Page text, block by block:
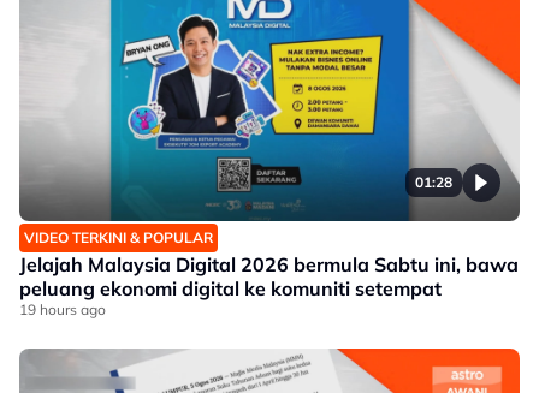
01:28
VIDEO TERKINI & POPULAR
Jelajah Malaysia Digital 2026 bermula Sabtu ini, bawa
peluang ekonomi digital ke komuniti setempat
19 hours ago